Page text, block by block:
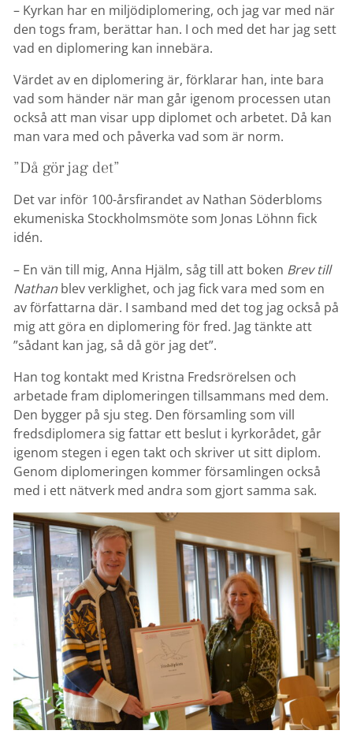
– Kyrkan har en miljödiplomering, och jag var med när
den togs fram, berättar han. I och med det har jag sett
vad en diplomering kan innebära.
Värdet av en diplomering är, förklarar han, inte bara
vad som händer när man går igenom processen utan
också att man visar upp diplomet och arbetet. Då kan
man vara med och påverka vad som är norm.
”Då gör jag det”
Det var inför 100-årsfirandet av Nathan Söderbloms
ekumeniska Stockholmsmöte som Jonas Löhnn fick
idén.
– En vän till mig, Anna Hjälm, såg till att boken Brev till
Nathan blev verklighet, och jag fick vara med som en
av författarna där. I samband med det tog jag också på
mig att göra en diplomering för fred. Jag tänkte att
”sådant kan jag, så då gör jag det”.
Han tog kontakt med Kristna Fredsrörelsen och
arbetade fram diplomeringen tillsammans med dem.
Den bygger på sju steg. Den församling som vill
fredsdiplomera sig fattar ett beslut i kyrkorådet, går
igenom stegen i egen takt och skriver ut sitt diplom.
Genom diplomeringen kommer församlingen också
med i ett nätverk med andra som gjort samma sak.